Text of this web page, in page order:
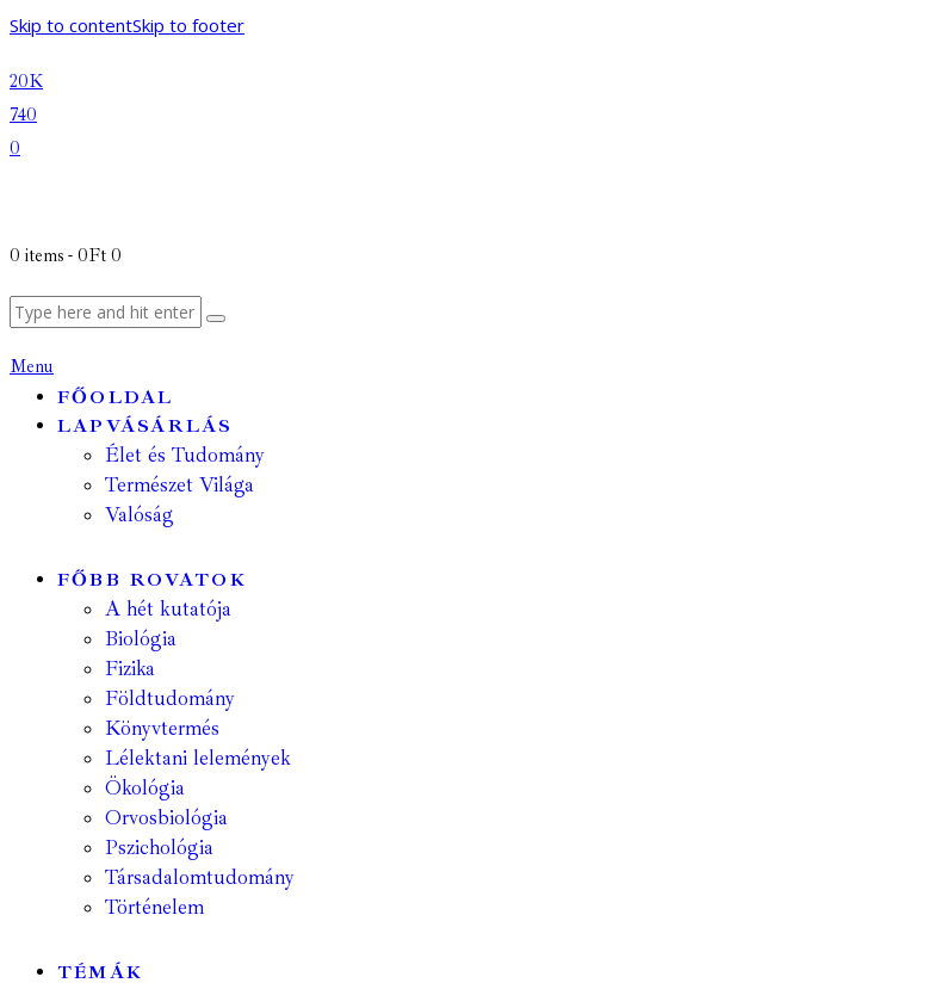
Skip to contentSkip to footer
20K
740
0
0 items - 0Ft 0
Menu
FŐOLDAL
LAPVÁSÁRLÁS
Élet és Tudomány
Természet Világa
Valóság
FŐBB ROVATOK
A hét kutatója
Biológia
Fizika
Földtudomány
Könyvtermés
Lélektani lelemények
Ökológia
Orvosbiológia
Pszichológia
Társadalomtudomány
Történelem
TÉMÁK